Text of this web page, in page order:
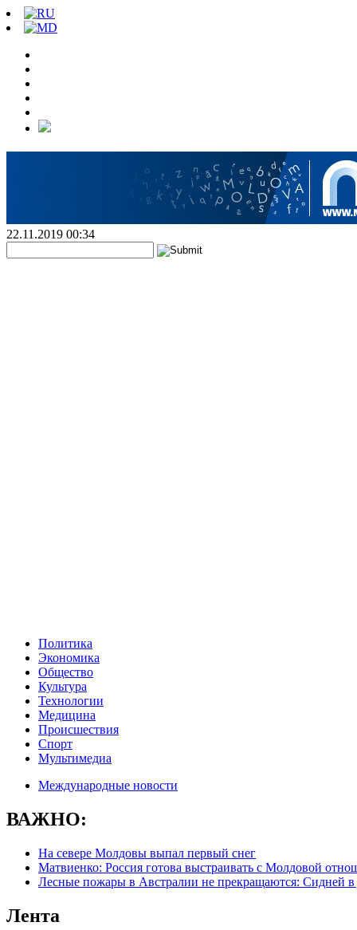
22.11.2019 00:34
Политика
Экономика
Общество
Культура
Технологии
Медицина
Происшествия
Спорт
Мультимедиа
Международные новости
ВАЖНО:
На севере Молдовы выпал первый снег
Матвиенко: Россия готова выстраивать с Молдовой
Лесные пожары в Австралии не прекращаются: Сидней
Лента